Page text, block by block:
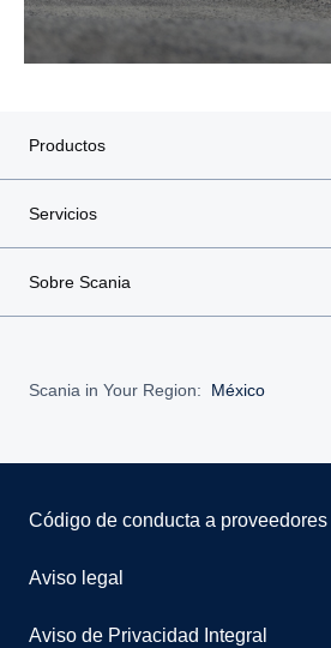
Productos
Servicios
Sobre Scania
Scania in Your Region: México
Código de conducta a proveedores
Aviso legal
Aviso de Privacidad Integral